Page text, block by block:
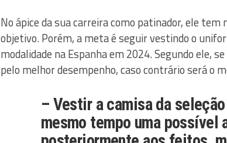
No ápice da sua carreira como patinador, ele tem
objetivo. Porém, a meta é seguir vestindo o
modalidade na Espanha em 2024. Segundo ele,
pelo melhor desempenho, caso contrário será o
– Vestir a camisa da
mesmo tempo uma possível